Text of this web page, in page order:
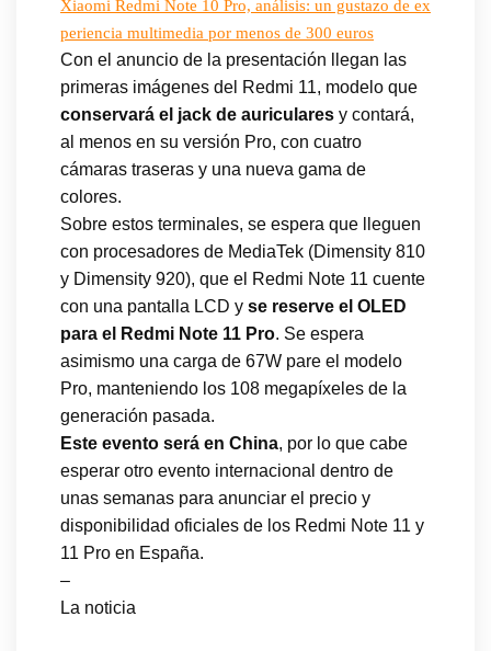
Xiaomi Redmi Note 10 Pro, análisis: un gustazo de ex
periencia multimedia por menos de 300 euros
Con el anuncio de la presentación llegan las
primeras imágenes del Redmi 11, modelo que
conservará el jack de auriculares y contará,
al menos en su versión Pro, con cuatro
cámaras traseras y una nueva gama de
colores.
Sobre estos terminales, se espera que lleguen
con procesadores de MediaTek (Dimensity 810
y Dimensity 920), que el Redmi Note 11 cuente
con una pantalla LCD y se reserve el OLED
para el Redmi Note 11 Pro. Se espera
asimismo una carga de 67W pare el modelo
Pro, manteniendo los 108 megapíxeles de la
generación pasada.
Este evento será en China, por lo que cabe
esperar otro evento internacional dentro de
unas semanas para anunciar el precio y
disponibilidad oficiales de los Redmi Note 11 y
11 Pro en España.
–
La noticia